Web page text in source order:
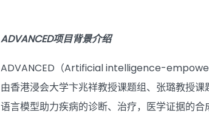
ADVANCED项目背景介绍
ADVANCED（Artificial intelligence-
由香港浸会大学卞兆祥教授课题组、张璐教授
语言模型助力疾病的诊断、治疗，医学证据的合